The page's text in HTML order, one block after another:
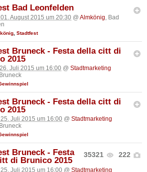
Bad Leonfelden
August 2015 um 20:30 @ Almkönig , Bad
Stadtfest
Bruneck - Festa della citt di
2015
Juli 2015 um 16:00 @ Stadtmarketing
Bruneck - Festa della citt di
2015
Juli 2015 um 16:00 @ Stadtmarketing
35321 222
Bruneck - Festa
di Brunico 2015
Juli 2015 um 16:00 @ Stadtmarketing